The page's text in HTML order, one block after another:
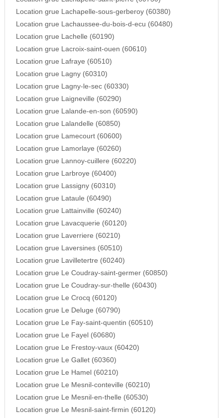
Location grue Lachapelle-sous-gerberoy (60380)
Location grue Lachaussee-du-bois-d-ecu (60480)
Location grue Lachelle (60190)
Location grue Lacroix-saint-ouen (60610)
Location grue Lafraye (60510)
Location grue Lagny (60310)
Location grue Lagny-le-sec (60330)
Location grue Laigneville (60290)
Location grue Lalande-en-son (60590)
Location grue Lalandelle (60850)
Location grue Lamecourt (60600)
Location grue Lamorlaye (60260)
Location grue Lannoy-cuillere (60220)
Location grue Larbroye (60400)
Location grue Lassigny (60310)
Location grue Lataule (60490)
Location grue Lattainville (60240)
Location grue Lavacquerie (60120)
Location grue Laverriere (60210)
Location grue Laversines (60510)
Location grue Lavilletertre (60240)
Location grue Le Coudray-saint-germer (60850)
Location grue Le Coudray-sur-thelle (60430)
Location grue Le Crocq (60120)
Location grue Le Deluge (60790)
Location grue Le Fay-saint-quentin (60510)
Location grue Le Fayel (60680)
Location grue Le Frestoy-vaux (60420)
Location grue Le Gallet (60360)
Location grue Le Hamel (60210)
Location grue Le Mesnil-conteville (60210)
Location grue Le Mesnil-en-thelle (60530)
Location grue Le Mesnil-saint-firmin (60120)